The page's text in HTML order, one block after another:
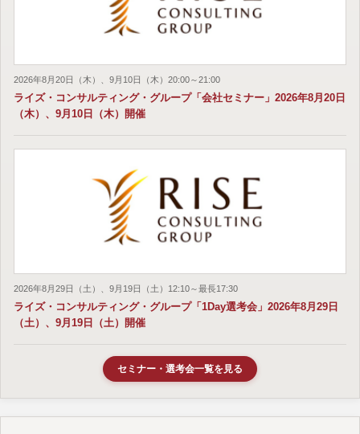
2026年8月20日（木）、9月10日（木）20:00～21:00
ライズ・コンサルティング・グループ「会社セミナー」2026年8月20日
（木）、9月10日（木）開催
2026年8月29日（土）、9月19日（土）12:10～最長17:30
ライズ・コンサルティング・グループ「1Day選考会」2026年8月29日
（土）、9月19日（土）開催
セミナー・選考会一覧を見る